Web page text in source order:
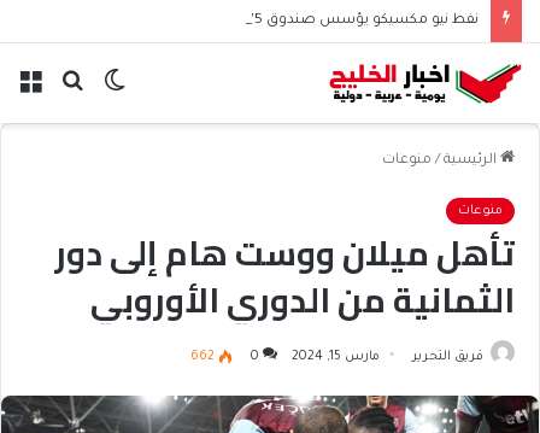
نفط نيو مكسيكو يؤسس صندوق 75 مليار دولار ويشعل جدل الإنفاق
بحث الوضع
الرئيسية / منوعات
منوعات
تأهل ميلان ووست هام إلى دور
الثمانية من الدوري الأوروبي
فريق التحرير مارس 15, 2024 0
662